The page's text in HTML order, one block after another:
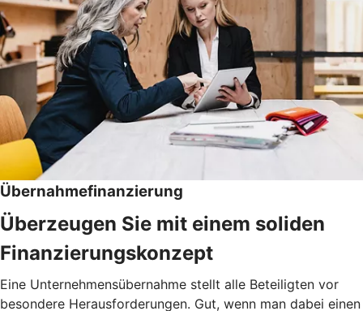
Übernahmefinanzierung
Überzeugen Sie mit einem soliden
Finanzierungskonzept
Eine Unternehmensübernahme stellt alle Beteiligten vor
besondere Herausforderungen. Gut, wenn man dabei einen